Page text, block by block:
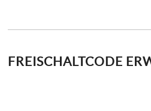
FREISCHALTCODE